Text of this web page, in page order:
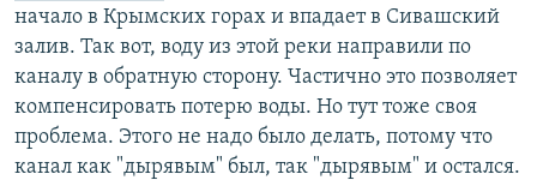
начало в Крымских горах и впадает в Сивашский
залив. Так вот, воду из этой реки направили по
каналу в обратную сторону. Частично это позволяет
компенсировать потерю воды. Но тут тоже своя
проблема. Этого не надо было делать, потому что
канал как "дырявым" был, так "дырявым" и остался.